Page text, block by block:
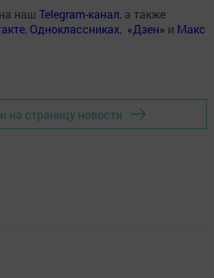
наш Telegram-канал, а также
, Одноклассниках, «Дзен» и Макс
на страницу новости